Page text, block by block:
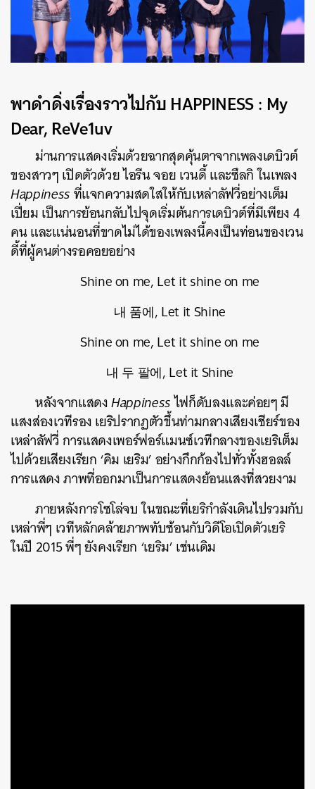
พาดำดิ่งเรื่องราวไปกับ HAPPINESS : My
Dear, ReVe1uv
ม่านการแสดงเริ่มด้วยฉากสุดคุ้นตาจากเพลงเดบิวต์
ของสาวๆ เปิดตัวด้วย ไอรีน จอย เวนดี้ และซึลกิ ในเพลง
Happinessที่แจกความสดใสให้กับเหล่าลัฟวี่อย่างเต็ม
เปี่ยม เป็นการย้อนกลับไปจุดเริ่มต้นการเดบิวต์ที่มีเพียง 4
คน และแน่นอนที่ขาดไม่ได้ของเพลงนี้คงเป็นท่อนของเวน
ดี้ที่ผู้คนต่างรอคอยอย่าง
Shine on me, Let it shine on me
내 품에, Let it Shine
Shine on me, Let it shine on me
내 두 팔에, Let it Shine
หลังจากแสดงHappinessไฟก็ดับลงและค่อยๆ มี
แสงส่องเวทีรอง เยริปรากฏตัวขึ้นท่ามกลางเสียงเชียร์ของ
เหล่าลัฟวี่ การแสดงเพอร์ฟอร์แมนซ์เวทีกลางของเยริเต็ม
ไปด้วยเสียงเรียก ‘คิม เยริม’ อย่างกึกก้องไปทั่วทั้งฮอลล์
การแสดง ภาพที่ออกมาเป็นการแสดงย้อนแสงที่สวยงาม
ภายหลังการโซโล่จบ ในขณะที่เยริกำลังเดินไปรวมกับ
เหล่าพี่ๆ เวทีหลักคล้ายภาพทับซ้อนกับวิดีโอเปิดตัวเยริ
ในปี 2015 พี่ๆ ยังคงเรียก ‘เยริม’ เช่นเดิม